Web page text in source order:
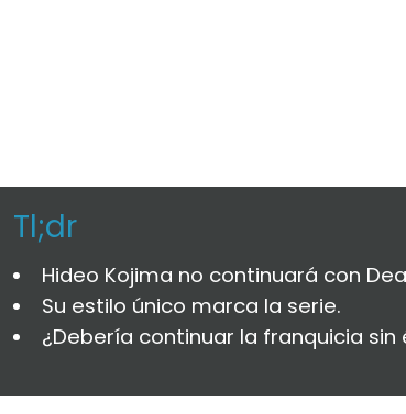
Tl;dr
Hideo Kojima no continuará con
Su estilo único marca la serie.
¿Debería continuar la franquicia sin